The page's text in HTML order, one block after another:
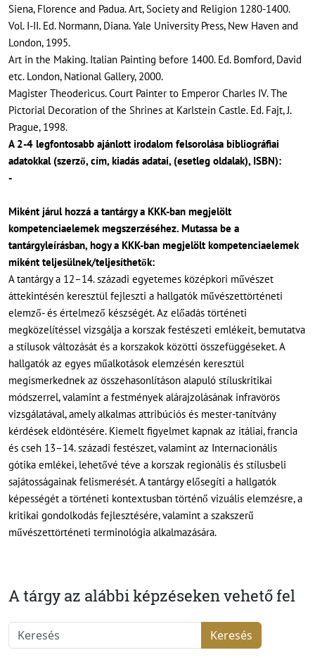
Siena, Florence and Padua. Art, Society and Religion 1280-1400.
Vol. I-II. Ed. Normann, Diana. Yale University Press, New Haven and
London, 1995.
Art in the Making. Italian Painting before 1400. Ed. Bomford, David
etc. London, National Gallery, 2000.
Magister Theodericus. Court Painter to Emperor Charles IV. The
Pictorial Decoration of the Shrines at Karlstein Castle. Ed. Fajt, J.
Prague, 1998.
A 2-4 legfontosabb ajánlott irodalom felsorolása bibliográfiai
adatokkal (szerző, cím, kiadás adatai, (esetleg oldalak), ISBN):
-
Miként járul hozzá a tantárgy a KKK-ban megjelölt
kompetenciaelemek megszerzéséhez. Mutassa be a
tantárgyleírásban, hogy a KKK-ban megjelölt kompetenciaelemek
miként teljesülnek/teljesíthetők:
A tantárgy a 12–14. századi egyetemes középkori művészet
áttekintésén keresztül fejleszti a hallgatók művészettörténeti
elemző- és értelmező készségét. Az előadás történeti
megközelítéssel vizsgálja a korszak festészeti emlékeit, bemutatva
a stílusok változását és a korszakok közötti összefüggéseket. A
hallgatók az egyes műalkotások elemzésén keresztül
megismerkednek az összehasonlításon alapuló stíluskritikai
módszerrel, valamint a festmények alárajzolásának infravörös
vizsgálatával, amely alkalmas attribúciós és mester-tanítvány
kérdések eldöntésére. Kiemelt figyelmet kapnak az itáliai, francia
és cseh 13–14. századi festészet, valamint az Internacionális
gótika emlékei, lehetővé téve a korszak regionális és stílusbeli
sajátosságainak felismerését. A tantárgy elősegíti a hallgatók
képességét a történeti kontextusban történő vizuális elemzésre, a
kritikai gondolkodás fejlesztésére, valamint a szakszerű
művészettörténeti terminológia alkalmazására.
A tárgy az alábbi képzéseken vehető fel
Keresés